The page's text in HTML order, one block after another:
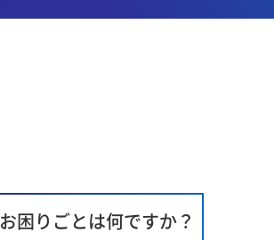
お困りごとは何ですか？